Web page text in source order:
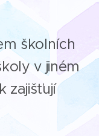
školních
v jiném
zajišťují